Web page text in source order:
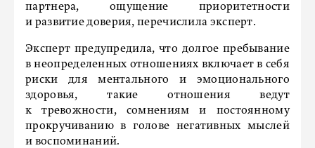
партнера, ощущение приоритетности
и развитие доверия, перечислила эксперт.
Эксперт предупредила, что долгое пребывание
в неопределенных отношениях включает в себя
риски для ментального и эмоционального
здоровья, такие отношения ведут
к тревожности, сомнениям и постоянному
прокручиванию в голове негативных мыслей
и воспоминаний.